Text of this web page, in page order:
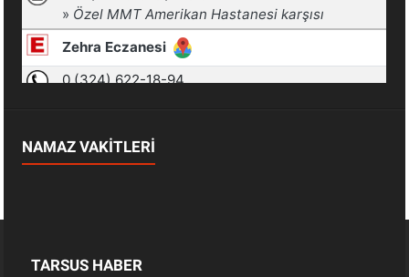
NAMAZ VAKİTLERİ
TARSUS HABER